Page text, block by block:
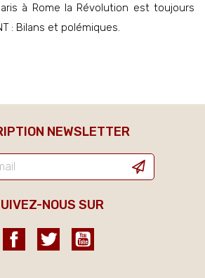
à Rome la Révolution est toujours
: Bilans et polémiques.
NEWSLETTER
NOUS SUR
FacebookTwitter